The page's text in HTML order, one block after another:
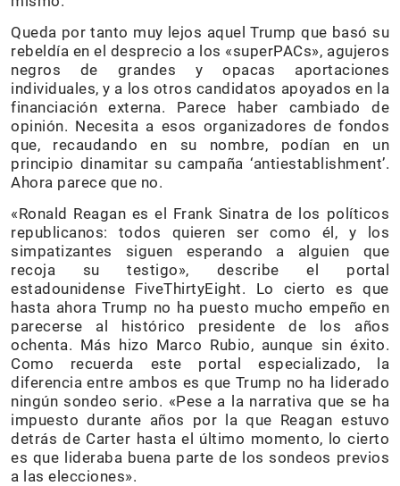
Queda por tanto muy lejos aquel Trump que basó su
rebeldía en el desprecio a los «superPACs», agujeros
negros de grandes y opacas aportaciones
individuales, y a los otros candidatos apoyados en la
financiación externa. Parece haber cambiado de
opinión. Necesita a esos organizadores de fondos
que, recaudando en su nombre, podían en un
principio dinamitar su campaña ‘antiestablishment’.
Ahora parece que no.
«Ronald Reagan es el Frank Sinatra de los políticos
republicanos: todos quieren ser como él, y los
simpatizantes siguen esperando a alguien que
recoja su testigo», describe el portal
estadounidense FiveThirtyEight. Lo cierto es que
hasta ahora Trump no ha puesto mucho empeño en
parecerse al histórico presidente de los años
ochenta. Más hizo Marco Rubio, aunque sin éxito.
Como recuerda este portal especializado, la
diferencia entre ambos es que Trump no ha liderado
ningún sondeo serio. «Pese a la narrativa que se ha
impuesto durante años por la que Reagan estuvo
detrás de Carter hasta el último momento, lo cierto
es que lideraba buena parte de los sondeos previos
a las elecciones».